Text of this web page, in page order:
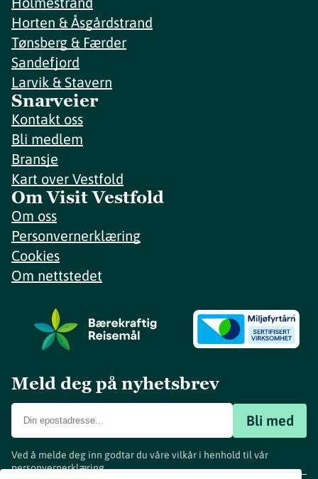
Horten & Åsgårdstrand
Tønsberg & Færder
Sandefjord
Larvik & Stavern
Snarveier
Kontakt oss
Bli medlem
Bransje
Kart over Vestfold
Om Visit Vestfold
Om oss
Personvernerklæring
Cookies
Om nettstedet
Meld deg på nyhetsbrev
Bli med
Ved å melde deg inn godtar du våre vilkår i henhold til vår
personvernerklæring.